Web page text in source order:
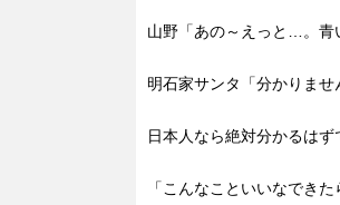
山野「あの～えっと…。青
明石家サンタ「分かりませ
日本人なら絶対分かるはず
「こんなこといいなでき